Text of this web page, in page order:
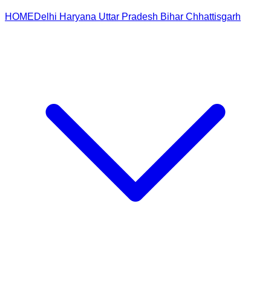
HOMEDelhi Haryana Uttar Pradesh Bihar Chhattisgarh